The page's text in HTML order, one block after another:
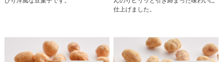
仕上げました。